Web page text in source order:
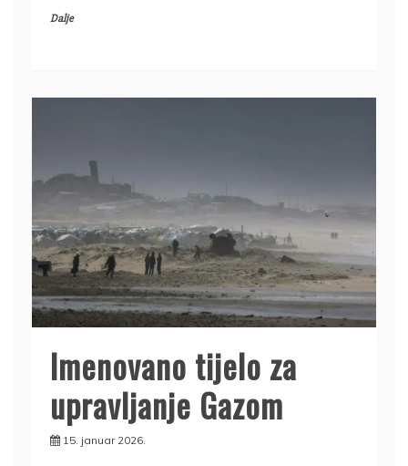
Dalje
Imenovano tijelo za
upravljanje Gazom
15. januar 2026.